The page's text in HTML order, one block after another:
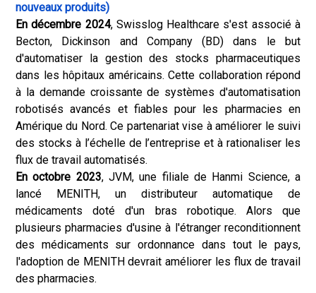
nouveaux produits)
En décembre 2024, Swisslog Healthcare s'est associé à
Becton, Dickinson and Company (BD) dans le but
d'automatiser la gestion des stocks pharmaceutiques
dans les hôpitaux américains. Cette collaboration répond
à la demande croissante de systèmes d'automatisation
robotisés avancés et fiables pour les pharmacies en
Amérique du Nord. Ce partenariat vise à améliorer le suivi
des stocks à l’échelle de l’entreprise et à rationaliser les
flux de travail automatisés.
En octobre 2023, JVM, une filiale de Hanmi Science, a
lancé MENITH, un distributeur automatique de
médicaments doté d'un bras robotique. Alors que
plusieurs pharmacies d'usine à l'étranger reconditionnent
des médicaments sur ordonnance dans tout le pays,
l'adoption de MENITH devrait améliorer les flux de travail
des pharmacies.